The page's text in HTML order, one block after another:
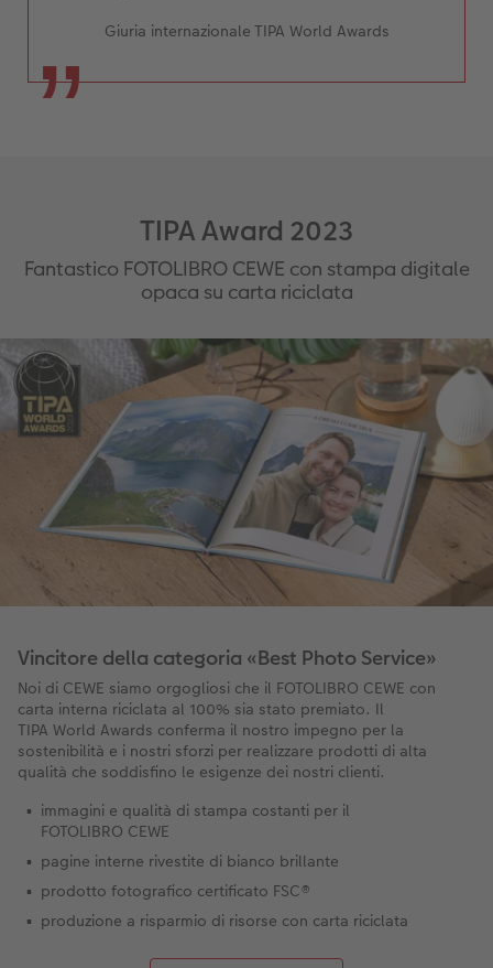
Giuria internazionale TIPA World Awards
TIPA Award 2023
Fantastico FOTOLIBRO CEWE con stampa digitale
opaca su carta riciclata
Vincitore della categoria «Best Photo Service»
Noi di CEWE siamo orgogliosi che il FOTOLIBRO CEWE con
carta interna riciclata al 100% sia stato premiato. Il
TIPA World Awards conferma il nostro impegno per la
sostenibilità e i nostri sforzi per realizzare prodotti di alta
qualità che soddisfino le esigenze dei nostri clienti.
immagini e qualità di stampa costanti per il
FOTOLIBRO CEWE
pagine interne rivestite di bianco brillante
prodotto fotografico certificato FSC®
produzione a risparmio di risorse con carta riciclata